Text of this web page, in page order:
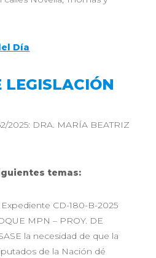
Día
LEGISLACIÓN
2025: DRA. MARÍA BEATRIZ
temas:
Expediente CD-180-B-2025
MPN – PROY. DE
la necesidad de que la
de la Nación dé